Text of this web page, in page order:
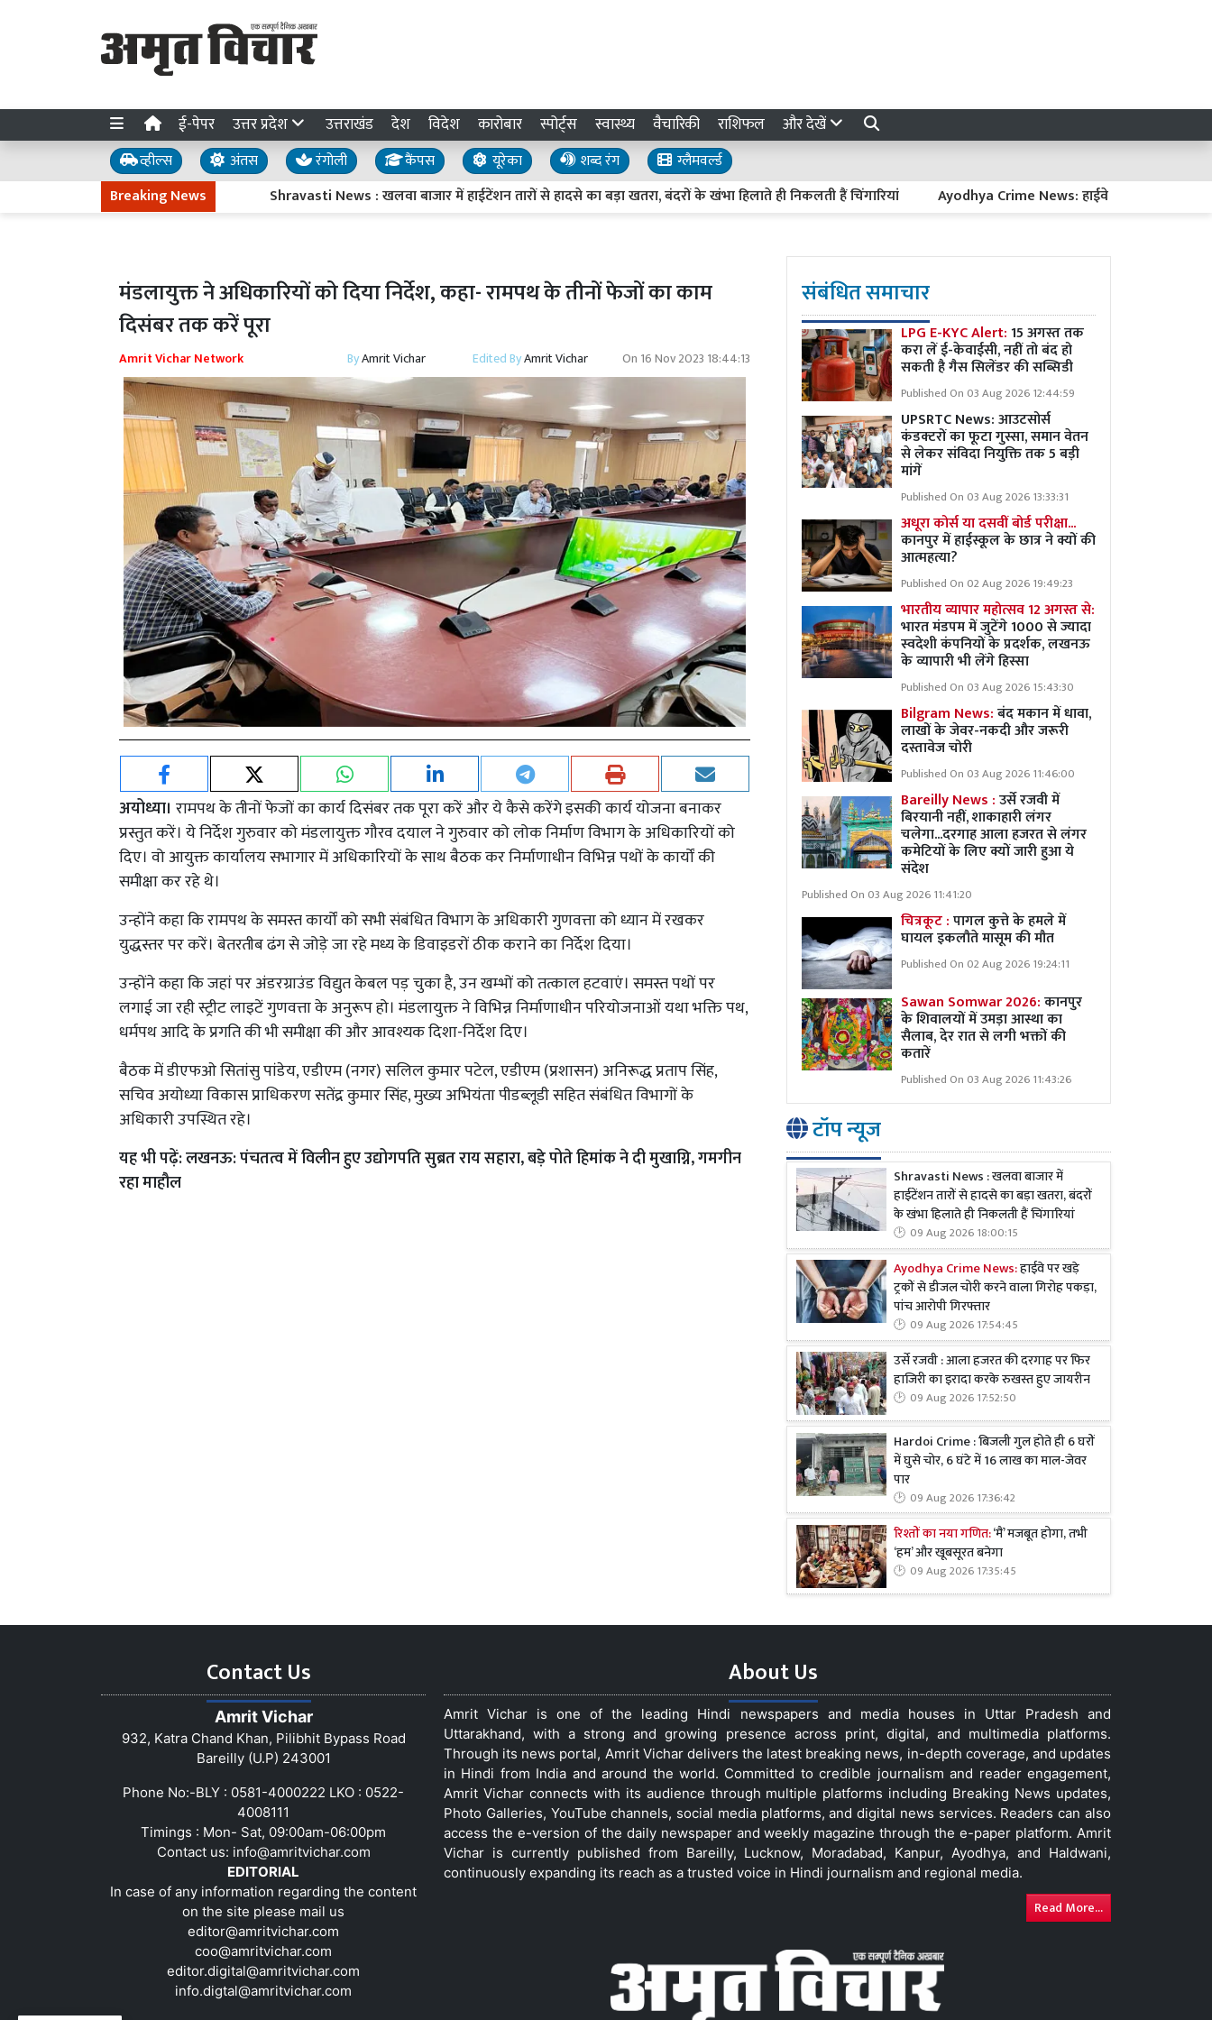
ई-पेपर उत्तर प्रदेश उत्तराखंड देश विदेश कारोबार स्पोर्ट्स स्वास्थ्य वैचारिकी राशिफल और देखें
व्हील्स अंतस रंगोली कैंपस यूरेका शब्द रंग
ग्लैमवर्ल्ड
Breaking News
Shravasti News : खलवा बाजार में हाईटेंशन तारों से हादसे का बड़ा खतरा, बंदरों के खंभा हिलाते ही निकलती हैं चिंगारियां Ayodhya Crime News: हाईवे पर खड़े ट्रकों से डीजल
मंडलायुक्त ने अधिकारियों को दिया निर्देश, कहा- रामपथ के तीनों फेजों का काम
दिसंबर तक करें पूरा
Amrit Vichar Network ByAmrit Vichar Edited ByAmrit Vichar On 16 Nov 2023 18:44:13
अयोध्या। रामपथ के तीनों फेजों का कार्य दिसंबर तक पूरा करें और ये कैसे करेंगे इसकी कार्य योजना बनाकर
प्रस्तुत करें। ये निर्देश गुरुवार को मंडलायुक्त गौरव दयाल ने गुरुवार को लोक निर्माण विभाग के अधिकारियों को
दिए। वो आयुक्त कार्यालय सभागार में अधिकारियों के साथ बैठक कर निर्माणाधीन विभिन्न पथों के कार्यों की
समीक्षा कर रहे थे।
उन्होंने कहा कि रामपथ के समस्त कार्यों को सभी संबंधित विभाग के अधिकारी गुणवत्ता को ध्यान में रखकर
युद्धस्तर पर करें। बेतरतीब ढंग से जोड़े जा रहे मध्य के डिवाइडरों ठीक कराने का निर्देश दिया।
उन्होंने कहा कि जहां पर अंडरग्राउंड विद्युत केबल पड़ चुका है, उन खम्भों को तत्काल हटवाएं। समस्त पथों पर
लगाई जा रही स्ट्रीट लाइटें गुणवत्ता के अनुरूप हो। मंडलायुक्त ने विभिन्न निर्माणाधीन परियोजनाओं यथा भक्ति पथ,
धर्मपथ आदि के प्रगति की भी समीक्षा की और आवश्यक दिशा-निर्देश दिए।
बैठक में डीएफओ सितांसु पांडेय, एडीएम (नगर) सलिल कुमार पटेल, एडीएम (प्रशासन) अनिरूद्ध प्रताप सिंह,
सचिव अयोध्या विकास प्राधिकरण सतेंद्र कुमार सिंह, मुख्य अभियंता पीडब्लूडी सहित संबंधित विभागों के
अधिकारी उपस्थित रहे।
यह भी पढ़ें:लखनऊ: पंचतत्व में विलीन हुए उद्योगपति सुब्रत राय सहारा, बड़े पोते हिमांक ने दी मुखाग्नि, गमगीन
रहा माहौल
संबंधित समाचार
LPG E-KYC Alert:15 अगस्त तक
करा लें ई-केवाईसी, नहीं तो बंद हो
सकती है गैस सिलेंडर की सब्सिडी
Published On 03 Aug 2026 12:44:59
UPSRTC News: आउटसोर्स
कंडक्टरों का फूटा गुस्सा, समान वेतन
से लेकर संविदा नियुक्ति तक 5 बड़ी
मांगें
Published On 03 Aug 2026 13:33:31
अधूरा कोर्स या दसवीं बोर्ड परीक्षा...
कानपुर में हाईस्कूल के छात्र ने क्यों की
आत्महत्या?
Published On 02 Aug 2026 19:49:23
भारतीय व्यापार महोत्सव 12 अगस्त से:
भारत मंडपम में जुटेंगे 1000 से ज्यादा
स्वदेशी कंपनियों के प्रदर्शक, लखनऊ
के व्यापारी भी लेंगे हिस्सा
Published On 03 Aug 2026 15:43:30
Bilgram News:बंद मकान में धावा,
लाखों के जेवर-नकदी और जरूरी
दस्तावेज चोरी
Published On 03 Aug 2026 11:46:00
Bareilly News :उर्से रजवी में
बिरयानी नहीं, शाकाहारी लंगर
चलेगा...दरगाह आला हजरत से लंगर
कमेटियों के लिए क्यों जारी हुआ ये
संदेश
Published On 03 Aug 2026 11:41:20
चित्रकूट :पागल कुत्ते के हमले में
घायल इकलौते मासूम की मौत
Published On 02 Aug 2026 19:24:11
Sawan Somwar 2026:कानपुर
के शिवालयों में उमड़ा आस्था का
सैलाब, देर रात से लगी भक्तों की
कतारें
Published On 03 Aug 2026 11:43:26
टॉप न्यूज
Shravasti News : खलवा बाजार में
हाईटेंशन तारों से हादसे का बड़ा खतरा, बंदरों
के खंभा हिलाते ही निकलती हैं चिंगारियां
09 Aug 2026 18:00:15
Ayodhya Crime News:हाईवे पर खड़े
ट्रकों से डीजल चोरी करने वाला गिरोह पकड़ा,
पांच आरोपी गिरफ्तार
09 Aug 2026 17:54:45
उर्से रजवी : आला हजरत की दरगाह पर फिर
हाजिरी का इरादा करके रुखस्त हुए जायरीन
09 Aug 2026 17:52:50
Hardoi Crime : बिजली गुल होते ही 6 घरों
में घुसे चोर, 6 घंटे में 16 लाख का माल-जेवर
पार
09 Aug 2026 17:36:42
रिश्तों का नया गणित:‘मैं’ मजबूत होगा, तभी
‘हम’ और खूबसूरत बनेगा
09 Aug 2026 17:35:45
Contact Us
Amrit Vichar
932, Katra Chand Khan, Pilibhit Bypass Road
Bareilly (U.P) 243001
Phone No:-BLY : 0581-4000222 LKO : 0522-
4008111
Timings : Mon- Sat, 09:00am-06:00pm
Contact us: info@amritvichar.com
EDITORIAL
In case of any information regarding the content
on the site please mail us
editor@amritvichar.com
coo@amritvichar.com
editor.digital@amritvichar.com
info.digtal@amritvichar.com
About Us
Amrit Vichar is one of the leading Hindi newspapers and media houses in Uttar Pradesh and
Uttarakhand, with a strong and growing presence across print, digital, and multimedia platforms.
Through its news portal, Amrit Vichar delivers the latest breaking news, in-depth coverage, and updates
in Hindi from India and around the world. Committed to credible journalism and reader engagement,
Amrit Vichar connects with its audience through multiple platforms including Breaking News updates,
Photo Galleries, YouTube channels, social media platforms, and digital news services. Readers can also
access the e-version of the daily newspaper and weekly magazine through the e-paper platform. Amrit
Vichar is currently published from Bareilly, Lucknow, Moradabad, Kanpur, Ayodhya, and Haldwani,
continuously expanding its reach as a trusted voice in Hindi journalism and regional media.
Read More...